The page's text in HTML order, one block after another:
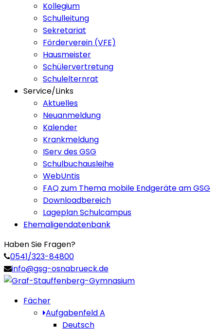
Kollegium
Schulleitung
Sekretariat
Förderverein (VFE)
Hausmeister
Schülervertretung
Schulelternrat
Service/Links
Aktuelles
Neuanmeldung
Kalender
Krankmeldung
IServ des GSG
Schulbuchausleihe
WebUntis
FAQ zum Thema mobile Endgeräte am GSG
Downloadbereich
Lageplan Schulcampus
Ehemaligendatenbank
Haben Sie Fragen?
0541/323-84800
info@gsg-osnabrueck.de
Fächer
Aufgabenfeld A
Deutsch